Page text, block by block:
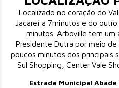
Localizado no coração do
Jacareí a 7minutos e do
minutos. Arboville tem um
Presidente Dutra por meio
poucos minutos dos principais
Sul Shopping, Center Vale
Estrada Municipal